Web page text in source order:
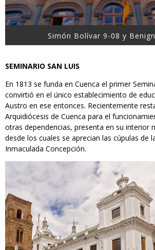
Simón Bolívar 9-08 y
SEMINARIO SAN LUIS
En 1813 se funda en Cuenca el primer
convirtió en el único establecimiento de
Austro en ese entonces. Recientemente
Arquidiócesis de Cuenca para el
otras dependencias, presenta en su interior
desde los cuales se aprecian las cúpulas de
Inmaculada Concepción.